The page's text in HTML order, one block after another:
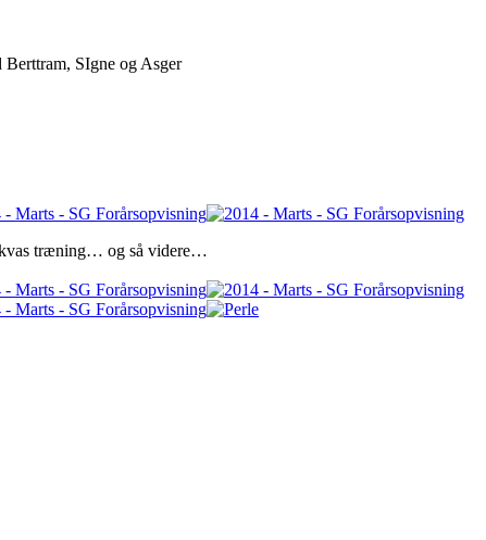
SIgne og Asger
træning… og så videre…